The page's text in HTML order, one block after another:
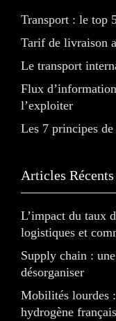
Transport : le top
Tarif de livraison
Le transport
Flux
l’exploiter
Les 7 principes
Articles Récents
L’impact du taux
logistiques et
Supply chain :
désorganiser
Mobilités lourdes
hydrogène